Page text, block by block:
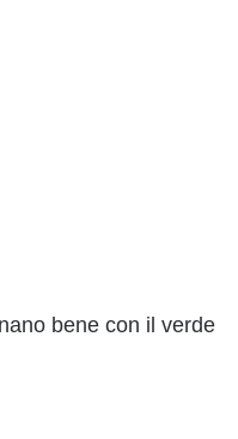
bene con il verde